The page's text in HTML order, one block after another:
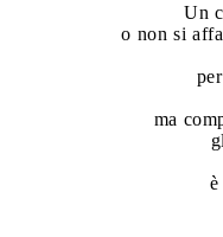
Un
o non si
ma